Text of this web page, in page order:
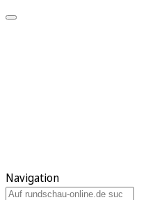
Navigation